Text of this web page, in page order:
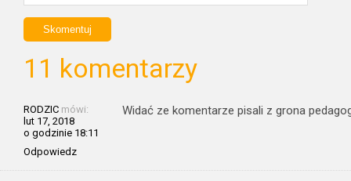
11 komentarzy
RODZIC mówi:
lut 17, 2018
o godzinie 18:11
Odpowiedz
Widać ze komentarze pisali z grona